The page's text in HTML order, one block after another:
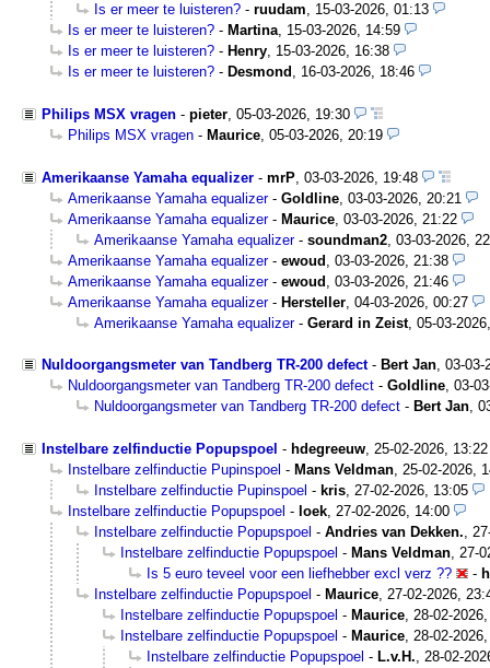
Is er meer te luisteren? - ruudam, 15-03-2026, 01:13
Is er meer te luisteren? - Martina, 15-03-2026, 14:59
Is er meer te luisteren? - Henry, 15-03-2026, 16:38
Is er meer te luisteren? - Desmond , 16-03-2026, 18:46
Philips MSX vragen - pieter 05-03-2026, 19:30
Philips MSX vragen - Maurice 05-03-2026, 20:19
Amerikaanse Yamaha equalizer - mrP 03-03-2026, 19:48
Amerikaanse Yamaha equalizer- Goldline 03-03-2026, 20:21
Amerikaanse Yamaha equalizer- Maurice 03-03-2026, 21:22
Amerikaanse Yamaha equalizer- soundman2 03-03-2026,
Amerikaanse Yamaha equalizer- ewoud 03-03-2026, 21:38
Amerikaanse Yamaha equalizer- ewoud 03-03-2026, 21:46
Amerikaanse Yamaha equalizer- Hersteller 04-03-2026, 00:27
Amerikaanse Yamaha equalizer- Gerard in Zeist, 05-03-
Nuldoorgangsmeter van Tandberg TR-200 defect- Bert Jan, 03-
Nuldoorgangsmeter van Tandberg TR-200 defect - Goldline, 03-
Nuldoorgangsmeter van Tandberg TR-200 defect - Bert Jan,
Instelbare zelfinductie Popupspoel - hdegreeuw, 25-02-2026,
Instelbare zelfinductie Pupinspoel - Mans Veldman, 25-02-2026,
Instelbare zelfinductie Pupinspoel - kris, 27-02-2026, 13:05
Instelbare zelfinductie Popupspoel - loek, 27-02-2026, 14:00
Instelbare zelfinductie Popupspoel - Andries van Dekken.,
Instelbare zelfinductie Popupspoel - Mans Veldman, 27-
Is 5 euro teveel voor een liefhebber excl verz ??
-
Instelbare zelfinductie Popupspoel - Maurice, 27-02-2026,
Instelbare zelfinductie Popupspoel - Maurice, 28-02-
Instelbare zelfinductie Popupspoel - Maurice, 28-02-
Instelbare zelfinductie Popupspoel - L.v.H., 28-02-